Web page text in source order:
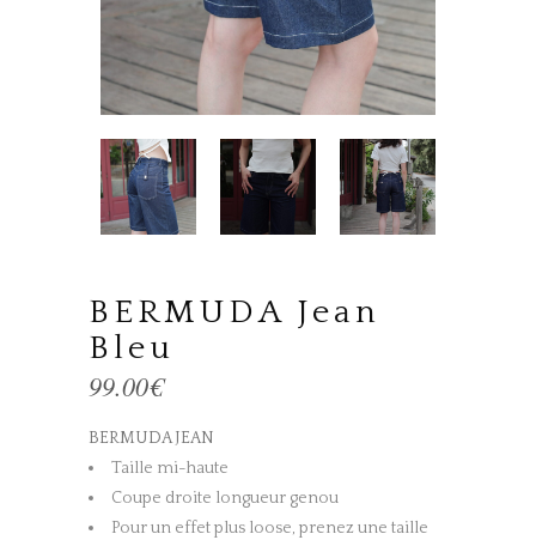
BERMUDA Jean
Bleu
99.00€
BERMUDA JEAN
Taille mi-haute
Coupe droite longueur genou
Pour un effet plus loose, prenez une taille